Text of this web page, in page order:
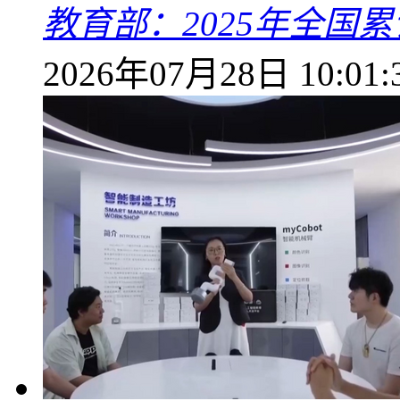
教育部：2025年全国
2026年07月28日